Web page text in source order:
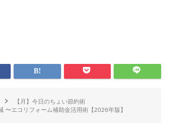
【月】今日のちょい節約術
〜エコリフォーム補助金活用術【2026年版】